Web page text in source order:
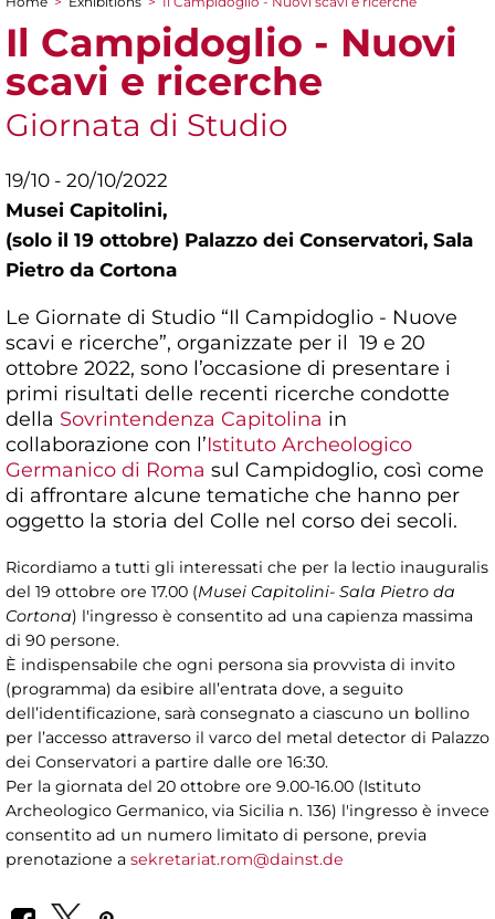
You are here
Il Campidoglio - Nuovi
scavi e ricerche
Giornata di Studio
19/10 - 20/10/2022
Musei Capitolini,
(solo il 19 ottobre) Palazzo dei Conservatori, Sala
Pietro da Cortona
Le Giornate di Studio “Il Campidoglio - Nuove
scavi e ricerche”, organizzate per il 19 e 20
ottobre 2022, sono l’occasione di presentare i
primi risultati delle recenti ricerche condotte
della Sovrintendenza Capitolina in
collaborazione con l’Istituto Archeologico
Germanico di Roma sul Campidoglio, così come
di affrontare alcune tematiche che hanno per
oggetto la storia del Colle nel corso dei secoli.
Ricordiamo a tutti gli interessati che per la lectio inauguralis
del 19 ottobre ore 17.00 (Musei Capitolini- Sala Pietro da
Cortona) l'ingresso è consentito ad una capienza massima
di 90 persone.
È indispensabile che ogni persona sia provvista di invito
(programma) da esibire all’entrata dove, a seguito
dell’identificazione, sarà consegnato a ciascuno un bollino
per l’accesso attraverso il varco del metal detector di Palazzo
dei Conservatori a partire dalle ore 16:30.
Per la giornata del 20 ottobre ore 9.00-16.00 (Istituto
Archeologico Germanico, via Sicilia n. 136) l'ingresso è invece
consentito ad un numero limitato di persone, previa
prenotazione a sekretariat.rom@dainst.de